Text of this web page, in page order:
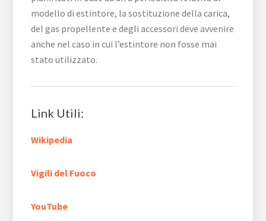
modello di estintore, la sostituzione della carica,
del gas propellente e degli accessori deve avvenire
anche nel caso in cui l’estintore non fosse mai
stato utilizzato.
Link Utili:
Wikipedia
Vigili del Fuoco
YouTube